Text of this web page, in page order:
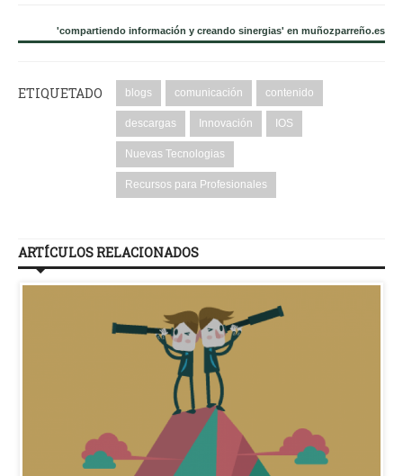
'compartiendo información y creando sinergias' en muñozparreño.es
ETIQUETADO blogs comunicación contenido
descargas Innovación IOS
Nuevas Tecnologias
Recursos para Profesionales
ARTÍCULOS RELACIONADOS